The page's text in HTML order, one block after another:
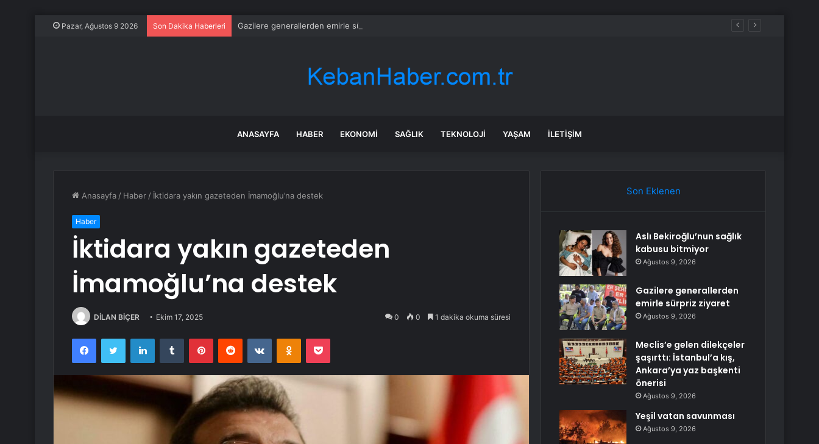
Pazar, Ağustos 9 2026 Son Dakika Haberleri Gazilere generallerden emirle sürpriz ziyaret
ANASAYFA HABER EKONOMI SAĞLIK TEKNOLOJI YAŞAM İLETIŞIM
Anasayfa / Haber / İktidara yakın gazeteden İmamoğlu’na destek
Haber
İktidara yakın gazeteden
İmamoğlu’na destek
DİLAN BİÇER Ekim 17, 2025 0 0 1 dakika okuma süresi
FacebookTwitter LinkedInTumblr PinterestReddit VKontakteOdnoklassniki
Pocket
Son Eklenen
Aslı Bekiroğlu’nun sağlık
kabusu bitmiyor
Ağustos 9, 2026
Gazilere generallerden
emirle sürpriz ziyaret
Ağustos 9, 2026
Meclis’e gelen dilekçeler
şaşırttı: İstanbul’a kış,
Ankara’ya yaz başkenti
önerisi
Ağustos 9, 2026
Yeşil vatan savunması
Ağustos 9, 2026